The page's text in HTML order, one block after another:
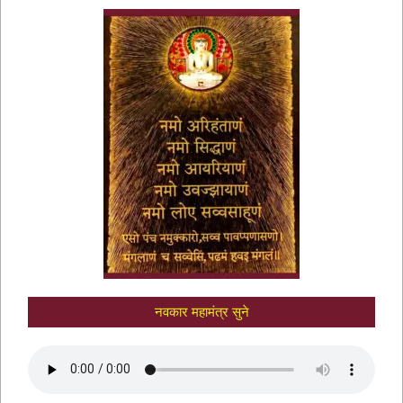
नवकार मंत्र में णमो अरिहंताणं
नवकार महामंत्र सुने